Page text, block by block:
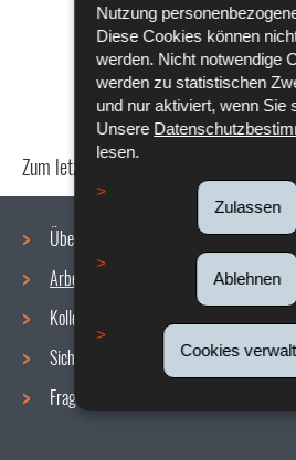
Nutzung
Diese Cookies können
werden. Nicht notwendige
werden zu statistischen
und nur aktiviert, wenn Sie
Unsere
lesen.
Zulassen
Ablehnen
Cookies
Zum letzten Mal aktualisiert am
Über uns
Arbeitsbedingungen
Kollektive Vereinbarungen
Sicherheit/Gesundheit am Arbeitsplatz
Fragen / Antworten